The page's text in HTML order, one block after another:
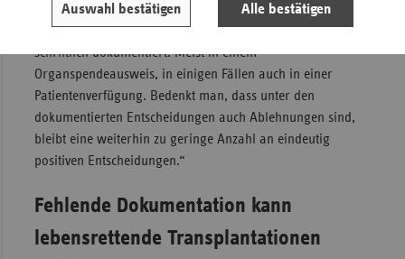
Auswahl bestätigen Alle bestätigen
einem Ergebnis pro oder contra einer Organspende
gekommen sind. Aber nur 44 Prozent haben dieses auch
schriftlich dokumentiert. Meist in einem
Organspendeausweis, in einigen Fällen auch in einer
Patientenverfügung. Bedenkt man, dass unter den
dokumentierten Entscheidungen auch Ablehnungen sind,
bleibt eine weiterhin zu geringe Anzahl an eindeutig
positiven Entscheidungen.“
Fehlende Dokumentation kann
lebensrettende Transplantationen